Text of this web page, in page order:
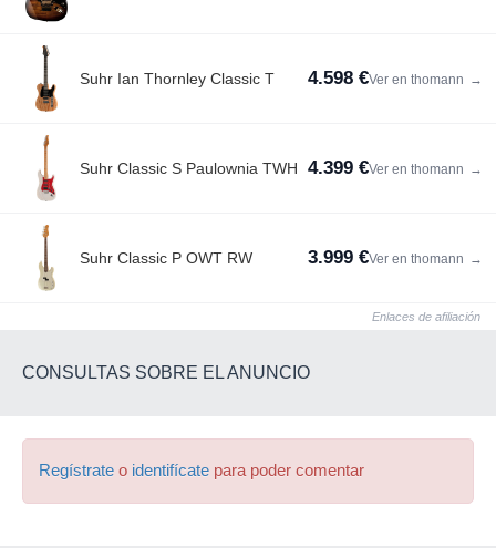
Suhr Ian Thornley Classic T 4.598 €Ver en thomann →
Suhr Classic S Paulownia TWH 4.399 €Ver en thomann →
Suhr Classic P OWT RW 3.999 €Ver en thomann →
Enlaces de afiliación
CONSULTAS SOBRE EL ANUNCIO
Regístrate o identifícate para poder comentar